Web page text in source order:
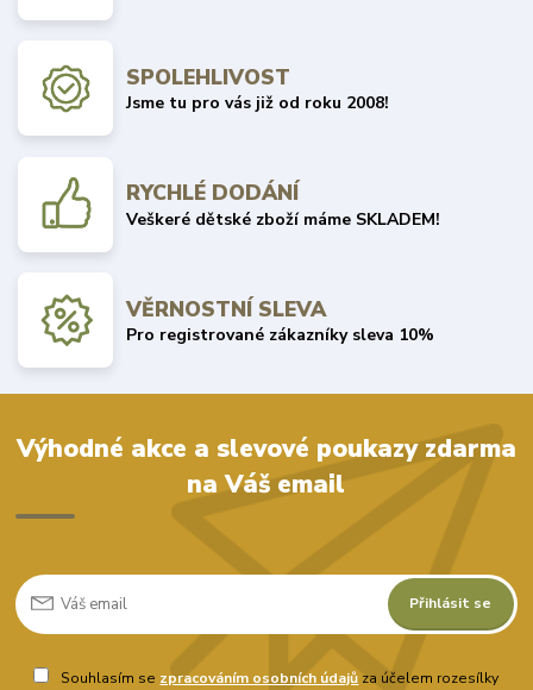
SPOLEHLIVOST
Jsme tu pro vás již od roku 2008!
RYCHLÉ DODÁNÍ
Veškeré dětské zboží máme SKLADEM!
VĚRNOSTNÍ SLEVA
Pro registrované zákazníky sleva 10%
Výhodné akce a slevové poukazy zdarma
na Váš email
Přihlásit se
Souhlasím se zpracováním osobních údajů za účelem rozesílky